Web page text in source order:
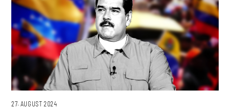
27. AUGUST 2024